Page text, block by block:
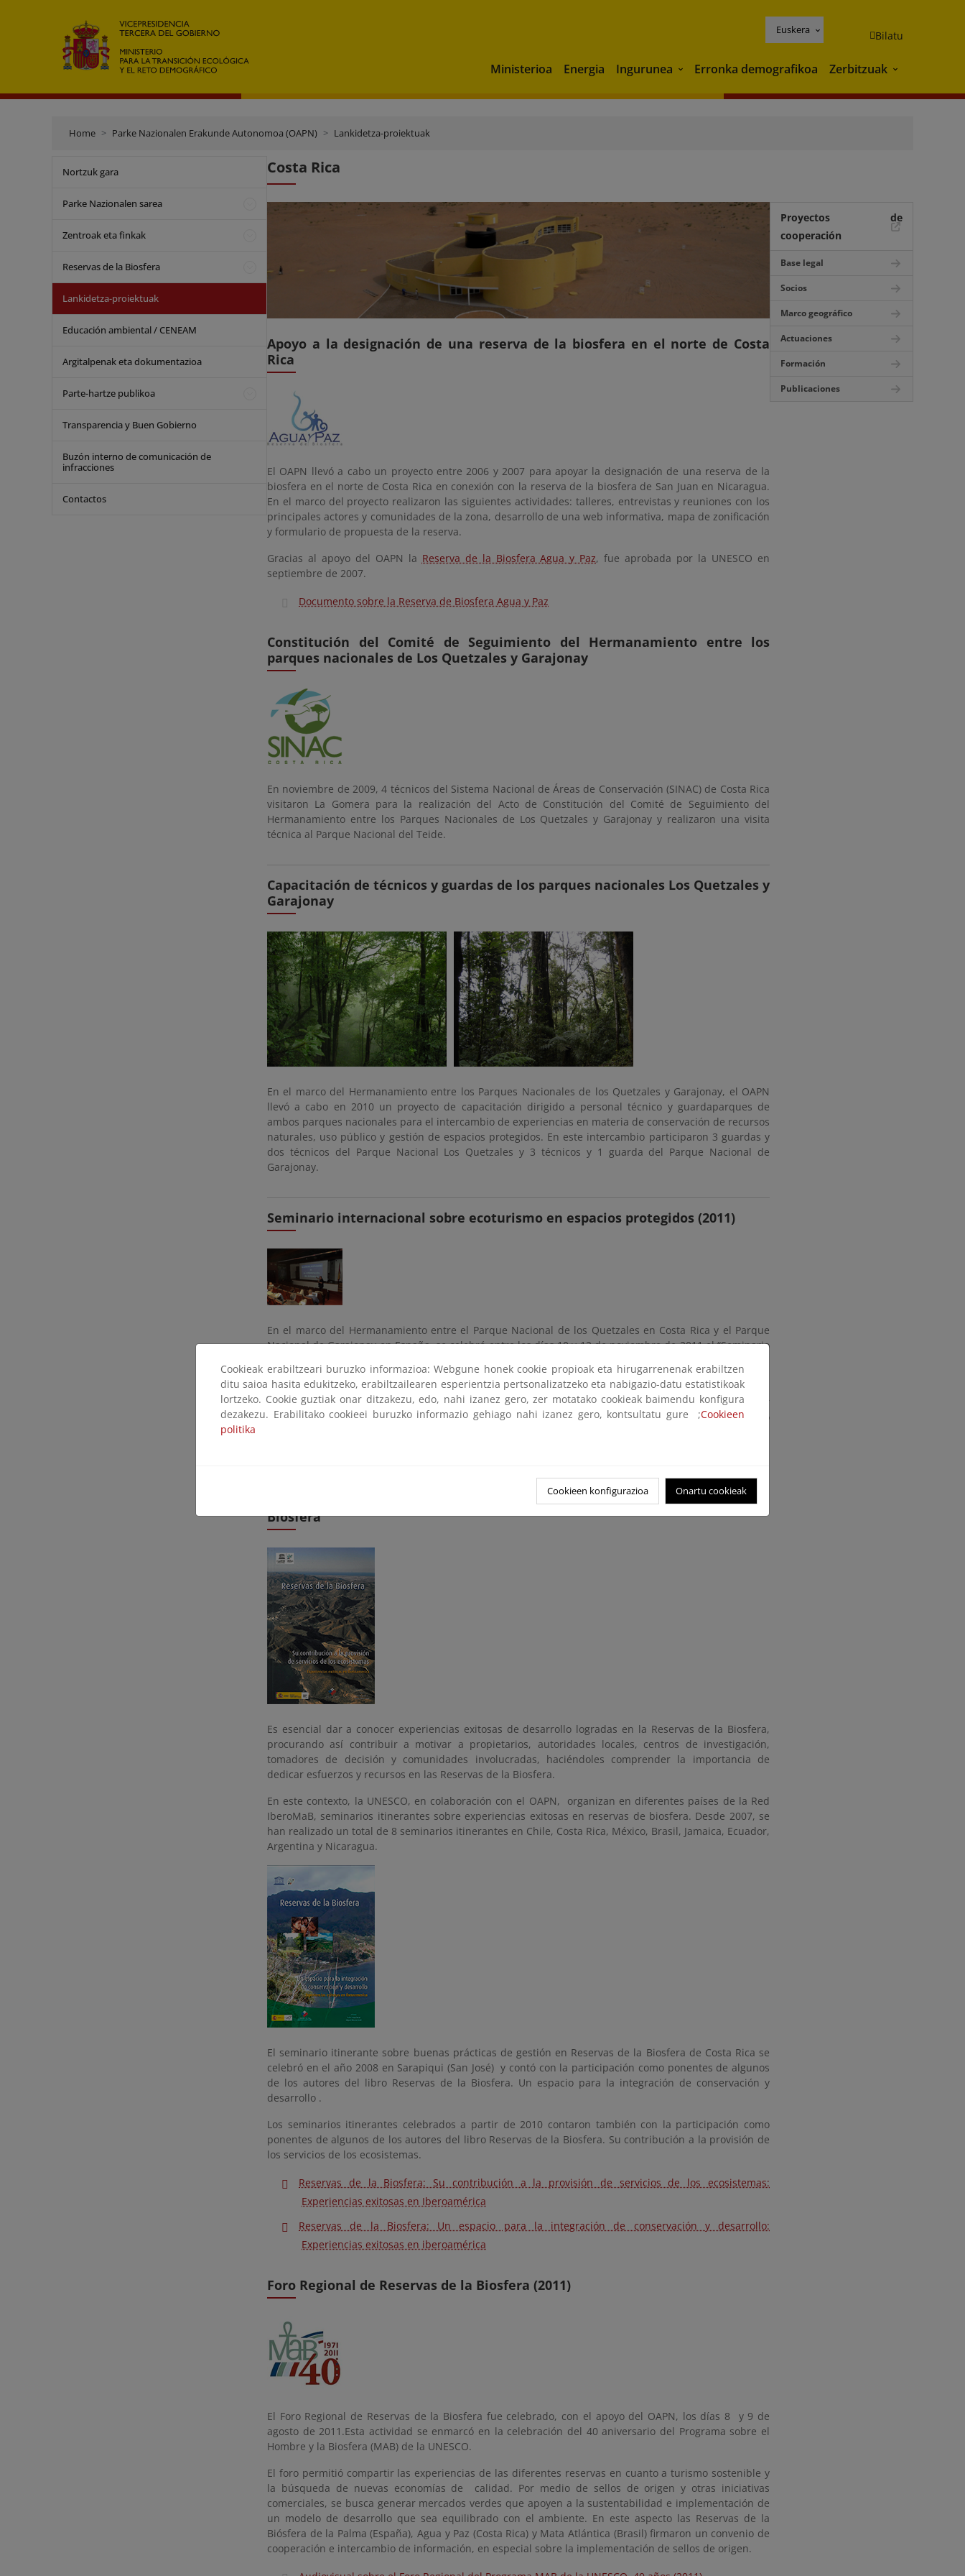
Euskera Bilatu
Ministerioa Energia Ingurunea Ingurunea
Erronka demografikoa Zerbitzuak Zerbitzuak
Home Parke Nazionalen Erakunde Autonomoa (OAPN) Lankidetza-proiektuak
Nortzuk gara
Parke Nazionalen sarea
Zentroak eta finkak
Reservas de la Biosfera
Lankidetza-proiektuak
Educación ambiental / CENEAM
Argitalpenak eta dokumentazioa
Parte-hartze publikoa
Transparencia y Buen Gobierno
Buzón interno de comunicación de
infracciones
Contactos
Costa Rica
Apoyo a la designación de una reserva de la biosfera en el norte de Costa
Rica
El OAPN llevó a cabo un proyecto entre 2006 y 2007 para apoyar la designación de una reserva de la
biosfera en el norte de Costa Rica en conexión con la reserva de la biosfera de San Juan en Nicaragua.
En el marco del proyecto realizaron las siguientes actividades: talleres, entrevistas y reuniones con los
principales actores y comunidades de la zona, desarrollo de una web informativa, mapa de zonificación
y formulario de propuesta de la reserva.
Gracias al apoyo del OAPN la Reserva de la Biosfera Agua y Paz, fue aprobada por la UNESCO en
septiembre de 2007.
Documento sobre la Reserva de Biosfera Agua y Paz
Constitución del Comité de Seguimiento del Hermanamiento entre los
parques nacionales de Los Quetzales y Garajonay
En noviembre de 2009, 4 técnicos del Sistema Nacional de Áreas de Conservación (SINAC) de Costa Rica
visitaron La Gomera para la realización del Acto de Constitución del Comité de Seguimiento del
Hermanamiento entre los Parques Nacionales de Los Quetzales y Garajonay y realizaron una visita
técnica al Parque Nacional del Teide.
Capacitación de técnicos y guardas de los parques nacionales Los Quetzales y
Garajonay
En el marco del Hermanamiento entre los Parques Nacionales de los Quetzales y Garajonay, el OAPN
llevó a cabo en 2010 un proyecto de capacitación dirigido a personal técnico y guardaparques de
ambos parques nacionales para el intercambio de experiencias en materia de conservación de recursos
naturales, uso público y gestión de espacios protegidos. En este intercambio participaron 3 guardas y
dos técnicos del Parque Nacional Los Quetzales y 3 técnicos y 1 guarda del Parque Nacional de
Garajonay.
Seminario internacional sobre ecoturismo en espacios protegidos (2011)
En el marco del Hermanamiento entre el Parque Nacional de los Quetzales en Costa Rica y el Parque
Nacional de Garajonay en España, se celebró entre los días 10 y 12 de noviembre de 2011 el “Seminario
Agulo-La Gomera”.
El objetivo principal del seminario fue fomentar las buenas prácticas en ecoturismo e implementar
nuevas vías de desarrollo de esta actividad económica como motor del desarrollo local en el ámbito
Seminario itinerante sobre buenas prácticas de gestión en reservas de la
Biosfera
Es esencial dar a conocer experiencias exitosas de desarrollo logradas en la Reservas de la Biosfera,
procurando así contribuir a motivar a propietarios, autoridades locales, centros de investigación,
tomadores de decisión y comunidades involucradas, haciéndoles comprender la importancia de
dedicar esfuerzos y recursos en las Reservas de la Biosfera.
En este contexto, la UNESCO, en colaboración con el OAPN, organizan en diferentes países de la Red
IberoMaB, seminarios itinerantes sobre experiencias exitosas en reservas de biosfera. Desde 2007, se
han realizado un total de 8 seminarios itinerantes en Chile, Costa Rica, México, Brasil, Jamaica, Ecuador,
Argentina y Nicaragua.
El seminario itinerante sobre buenas prácticas de gestión en Reservas de la Biosfera de Costa Rica se
celebró en el año 2008 en Sarapiqui (San José) y contó con la participación como ponentes de algunos
de los autores del libro Reservas de la Biosfera. Un espacio para la integración de conservación y
desarrollo .
Los seminarios itinerantes celebrados a partir de 2010 contaron también con la participación como
ponentes de algunos de los autores del libro Reservas de la Biosfera. Su contribución a la provisión de
los servicios de los ecosistemas.
Reservas de la Biosfera: Su contribución a la provisión de servicios de los ecosistemas:
Experiencias exitosas en Iberoamérica
Reservas de la Biosfera: Un espacio para la integración de conservación y desarrollo:
Experiencias exitosas en iberoamérica
Foro Regional de Reservas de la Biosfera (2011)
El Foro Regional de Reservas de la Biosfera fue celebrado, con el apoyo del OAPN, los días 8 y 9 de
agosto de 2011.Esta actividad se enmarcó en la celebración del 40 aniversario del Programa sobre el
Hombre y la Biosfera (MAB) de la UNESCO.
El foro permitió compartir las experiencias de las diferentes reservas en cuanto a turismo sostenible y
la búsqueda de nuevas economías de calidad. Por medio de sellos de origen y otras iniciativas
comerciales, se busca generar mercados verdes que apoyen a la sustentabilidad e implementación de
un modelo de desarrollo que sea equilibrado con el ambiente. En este aspecto las Reservas de la
Biósfera de la Palma (España), Agua y Paz (Costa Rica) y Mata Atlántica (Brasil) firmaron un convenio de
cooperación e intercambio de información, en especial sobre la implementación de sellos de origen.
Proyectos de
cooperación
Base legal
Socios
Marco geográfico
Actuaciones
Formación
Publicaciones
Cookieak erabiltzeari buruzko informazioa: Webgune honek cookie propioak eta hirugarrenenak erabiltzen
ditu saioa hasita edukitzeko, erabiltzailearen esperientzia pertsonalizatzeko eta nabigazio-datu estatistikoak
lortzeko. Cookie guztiak onar ditzakezu, edo, nahi izanez gero, zer motatako cookieak baimendu konfigura
dezakezu. Erabilitako cookieei buruzko informazio gehiago nahi izanez gero, kontsultatu gure ;Cookieen
politika
Cookieen konfigurazioa Onartu cookieak